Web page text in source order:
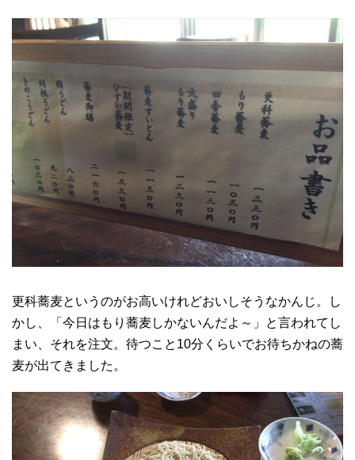
更科蕎麦というのがお高いけれどおいしそうなかんじ。し
かし、「今日はもり蕎麦しかないんだよ～」と言われてし
まい、それを注文。待つこと10分くらいでお待ちかねの蕎
麦が出てきました。